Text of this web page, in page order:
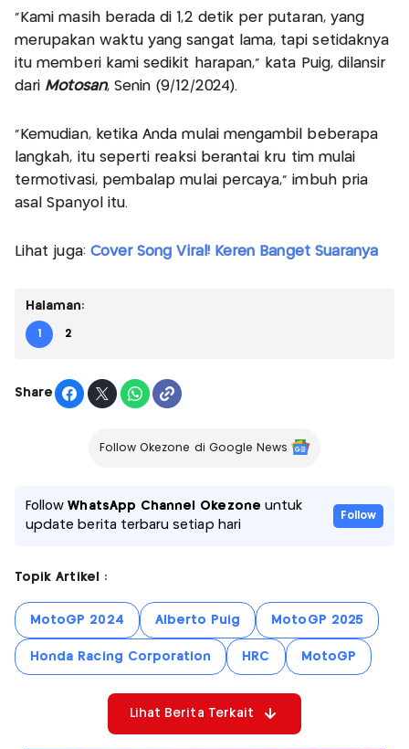
“Kami masih berada di 1,2 detik per putaran, yang
merupakan waktu yang sangat lama, tapi setidaknya
itu memberi kami sedikit harapan,” kata Puig, dilansir
dari Motosan, Senin (9/12/2024).
“Kemudian, ketika Anda mulai mengambil beberapa
langkah, itu seperti reaksi berantai kru tim mulai
termotivasi, pembalap mulai percaya,” imbuh pria
asal Spanyol itu.
Lihat juga: Cover Song Viral! Keren Banget Suaranya
Halaman:
1 2
Share
Follow Okezone di Google News
FollowWhatsApp Channel Okezone untuk
update berita terbaru setiap hari
Follow
Topik Artikel :
MotoGP 2024 Alberto Puig MotoGP 2025
Honda Racing Corporation HRC MotoGP
Lihat Berita Terkait